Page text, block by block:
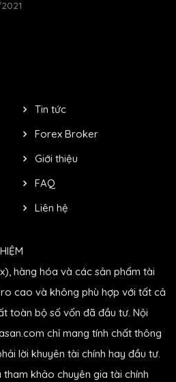
Tin tức
Forex Broker
Giới thiệu
FAQ
Liên hệ
hàng hóa và các sản phẩm tài
cao và không phù hợp với tất cả
toàn bộ số vốn đã đầu tư. Nội
chỉ mang tính chất thông
lời khuyên tài chính hay đầu tư.
khảo chuyên gia tài chính